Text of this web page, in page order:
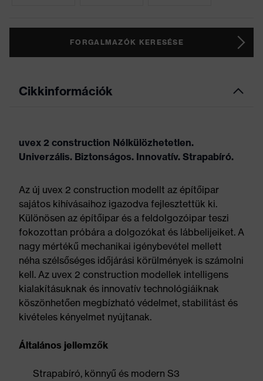
FORGALMAZÓK KERESÉSE
Cikkinformációk
uvex 2 construction Nélkülözhetetlen.
Univerzális. Biztonságos. Innovatív. Strapabíró.
Az új uvex 2 construction modellt az építőipar
sajátos kihívásaihoz igazodva fejlesztettük ki.
Különösen az építőipar és a feldolgozóipar teszi
fokozottan próbára a dolgozókat és lábbelijeiket. A
nagy mértékű mechanikai igénybevétel mellett
néha szélsőséges időjárási körülmények is számolni
kell. Az uvex 2 construction modellek intelligens
kialakításuknak és innovatív technológiáiknak
köszönhetően megbízható védelmet, stabilitást és
kivételes kényelmet nyújtanak.
Általános jellemzők
Strapabíró, könnyű és modern S3